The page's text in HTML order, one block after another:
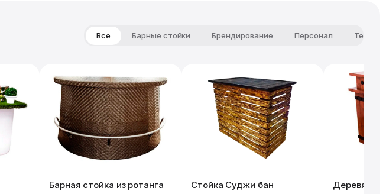
Все Барные стойки Брендирование Персонал
Барная стойка из ротанга
Стойка Суджи бан